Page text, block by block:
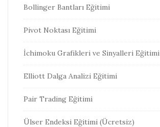
Bollinger Bantları Eğitimi
Pivot Noktası Eğitimi
İchimoku Grafikleri ve Sinyalleri Eğitimi
Elliott Dalga Analizi Eğitimi
Pair Trading Eğitimi
Ülser Endeksi Eğitimi (Ücretsiz)